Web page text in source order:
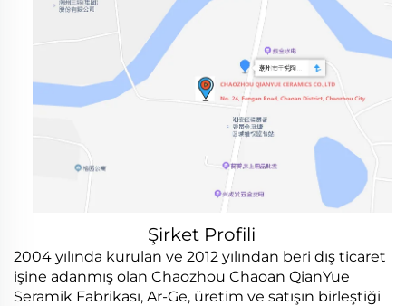
Şirket Profili
2004 yılında kurulan ve 2012 yılından beri dış ticaret
işine adanmış olan Chaozhou Chaoan QianYue
Seramik Fabrikası, Ar-Ge, üretim ve satışın birleştiği